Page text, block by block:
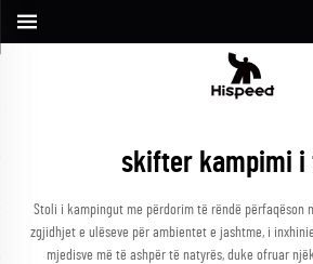
skifter kampimi i
Stoli i kampingut me përdorim të rëndë përfaqëson
zgjidhjet e ulëseve për ambientet e jashtme, i
mjedisve më të ashpër të natyrës, duke ofruar